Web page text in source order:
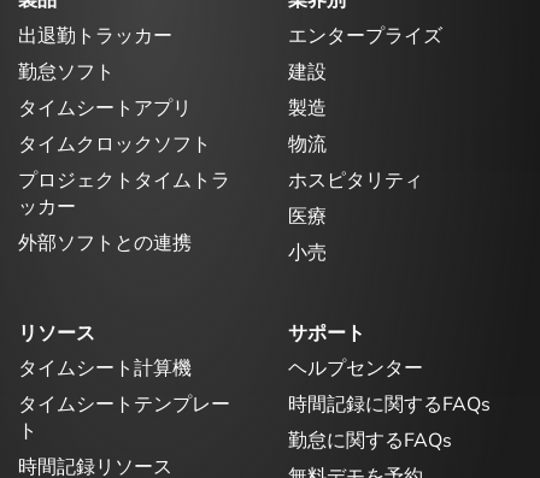
出退勤トラッカー
勤怠ソフト
タイムシートアプリ
タイムクロックソフト
プロジェクトタイムトラ
ッカー
外部ソフトとの連携
エンタープライズ
建設
製造
物流
ホスピタリティ
医療
小売
リソース
タイムシート計算機
タイムシートテンプレー
ト
時間記録リソース
サポート
ヘルプセンター
時間記録に関するFAQs
勤怠に関するFAQs